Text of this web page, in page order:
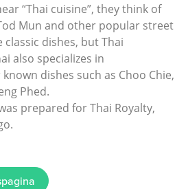
“Thai cuisine”, they think of
Mun and other popular street
classic dishes, but Thai
also specializes in
dishes such as Choo Chie,
Phed.
prepared for Thai Royalty,